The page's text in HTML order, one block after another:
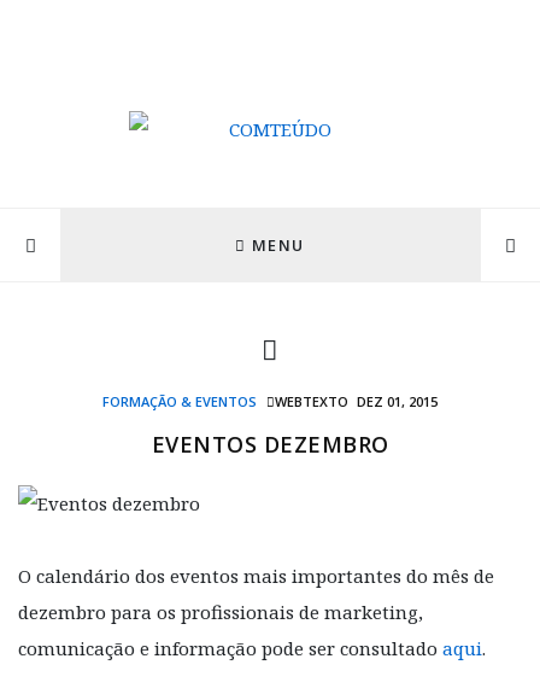
MENU
FORMAÇÃO & EVENTOS WEBTEXTO DEZ 01, 2015
EVENTOS DEZEMBRO
O calendário dos eventos mais importantes do mês de
dezembro para os profissionais de marketing,
comunicação e informação pode ser consultado aqui.